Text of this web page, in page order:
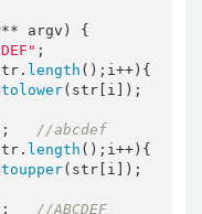
** argv)
{
;
length ();i++){
tolower(str[i]);
//abcdef
length ();i++){
toupper(str[i]);
//ABCDEF